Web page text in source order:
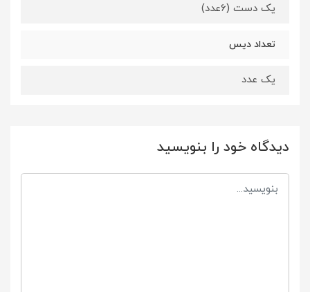
یک دست (6عدد)
تعداد دیس
یک عدد
دیدگاه خود را بنویسید